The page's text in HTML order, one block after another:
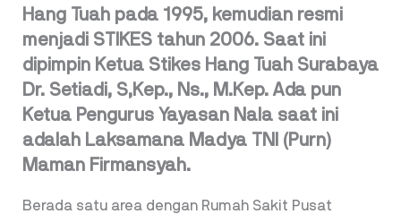
Hang Tuah pada 1995, kemudian resmi
menjadi STIKES tahun 2006. Saat ini
dipimpin Ketua Stikes Hang Tuah Surabaya
Dr. Setiadi, S,Kep., Ns., M.Kep. Ada pun
Ketua Pengurus Yayasan Nala saat ini
adalah Laksamana Madya TNI (Purn)
Maman Firmansyah.
Berada satu area dengan Rumah Sakit Pusat